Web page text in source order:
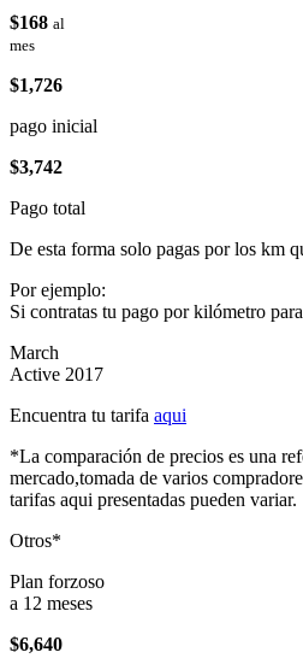
$168 al
mes
$1,726
pago inicial
$3,742
Pago total
De esta forma solo pagas por los km
Por ejemplo:
Si contratas tu pago por kilómetro
March
Active 2017
Encuentra tu tarifa aqui
*La comparación de precios es una
mercado,tomada de varios
tarifas aqui presentadas pueden variar.
Otros*
Plan forzoso
a 12 meses
$6,640